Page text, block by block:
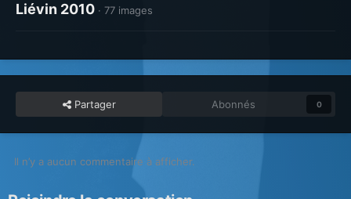
Liévin 2010 · 77 images
Partager Abonnés 0
Il n’y a aucun commentaire à afficher.